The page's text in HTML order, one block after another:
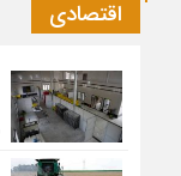
اقتصادی